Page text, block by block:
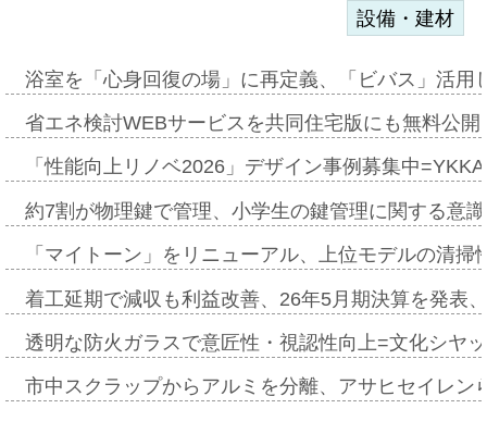
設備・建材
浴室を「心身回復の場」に再定義、「ビバス」活
省エネ検討WEBサービスを共同住宅版にも無料公
「性能向上リノベ2026」デザイン事例募集中
約7割が物理鍵で管理、小学生の鍵管理に関する意
「マイトーン」をリニューアル、上位モデルの清
着工延期で減収も利益改善、26年5月期決算を発表
透明な防火ガラスで意匠性・視認性向上=文化シヤ
市中スクラップからアルミを分離、アサヒセイレ